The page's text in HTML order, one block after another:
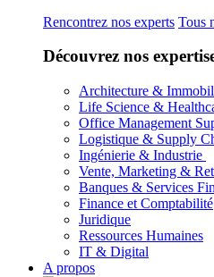
Rencontrez nos experts Tous
Découvrez nos
Architecture &
Life Science &
Office Management
Logistique & Supply
Ingénierie & Industrie
Vente, Marketing &
Banques & Services
Finance et Comptabilité
Juridique
Ressources Humaines
IT & Digital
A propos